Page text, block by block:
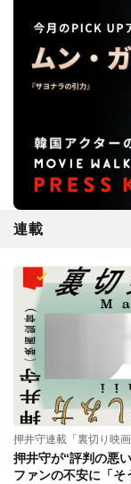
連載
押井守連載「裏切り映画
押井守が“評判の悪
ファンの不安に「